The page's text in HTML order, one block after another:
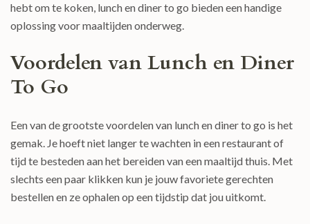
hebt om te koken, lunch en diner to go bieden een handige
oplossing voor maaltijden onderweg.
Voordelen van Lunch en Diner
To Go
Een van de grootste voordelen van lunch en diner to go is het
gemak. Je hoeft niet langer te wachten in een restaurant of
tijd te besteden aan het bereiden van een maaltijd thuis. Met
slechts een paar klikken kun je jouw favoriete gerechten
bestellen en ze ophalen op een tijdstip dat jou uitkomt.